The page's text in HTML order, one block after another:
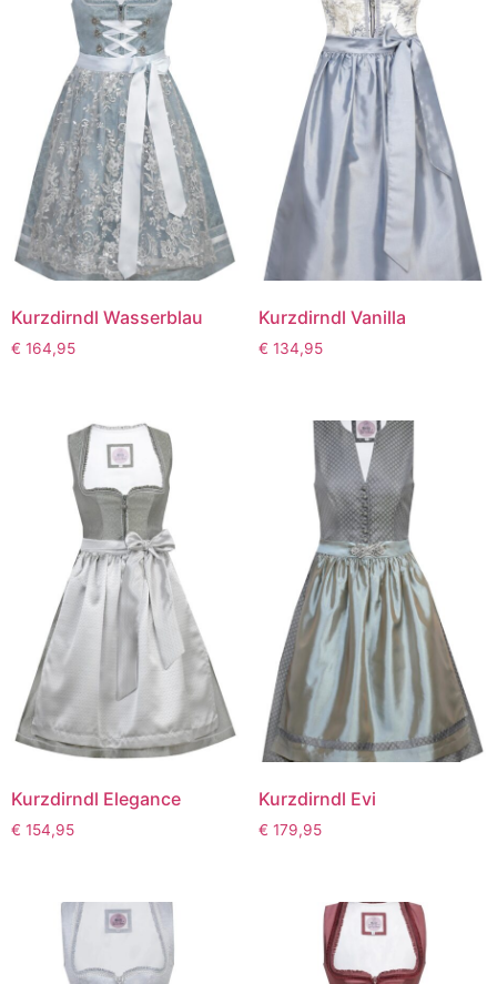
Kurzdirndl Wasserblau
€ 164,95
Kurzdirndl Vanilla
€ 134,95
Kurzdirndl Elegance
€ 154,95
Kurzdirndl Evi
€ 179,95